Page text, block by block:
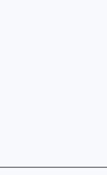
optic 32X, IR 150 metri